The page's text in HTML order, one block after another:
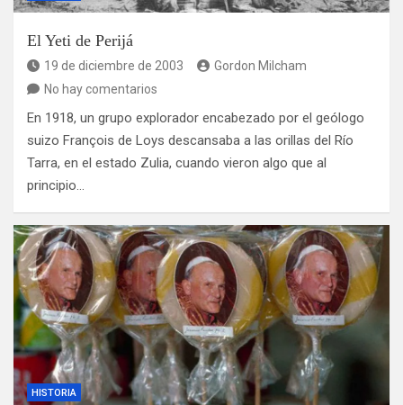
El Yeti de Perijá
19 de diciembre de 2003
Gordon Milcham
No hay comentarios
En 1918, un grupo explorador encabezado por el geólogo
suizo François de Loys descansaba a las orillas del Río
Tarra, en el estado Zulia, cuando vieron algo que al
principio…
HISTORIA